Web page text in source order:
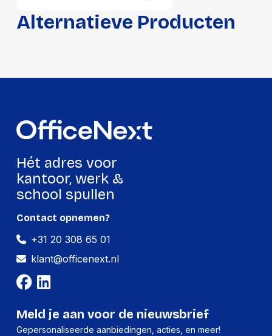
Alternatieve Producten
Hét adres voor
kantoor, werk &
school spullen
Contact opnemen?
+31 20 308 65 01
klant@officenext.nl
Meld je aan voor de nieuwsbrief
Gepersonaliseerde aanbiedingen, acties, en meer!